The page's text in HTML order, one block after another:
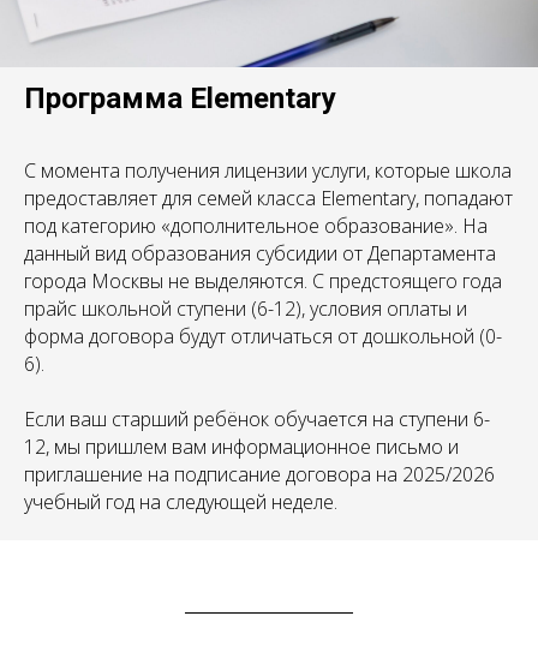
Программа Elementary
С момента получения лицензии услуги, которые школа
предоставляет для семей класса Elementary, попадают
под категорию «дополнительное образование». На
данный вид образования субсидии от Департамента
города Москвы не выделяются. С предстоящего года
прайс школьной ступени (6-12), условия оплаты и
форма договора будут отличаться от дошкольной (0-
6).
Если ваш старший ребёнок обучается на ступени 6-
12, мы пришлем вам информационное письмо и
приглашение на подписание договора на 2025/2026
учебный год на следующей неделе.